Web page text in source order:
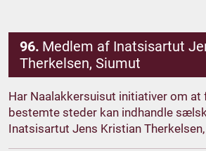
96. Medlem af Inatsisartut
Therkelsen, Siumut
Har Naalakkersuisut initiativer om
bestemte steder kan indhandle
Inatsisartut Jens Kristian